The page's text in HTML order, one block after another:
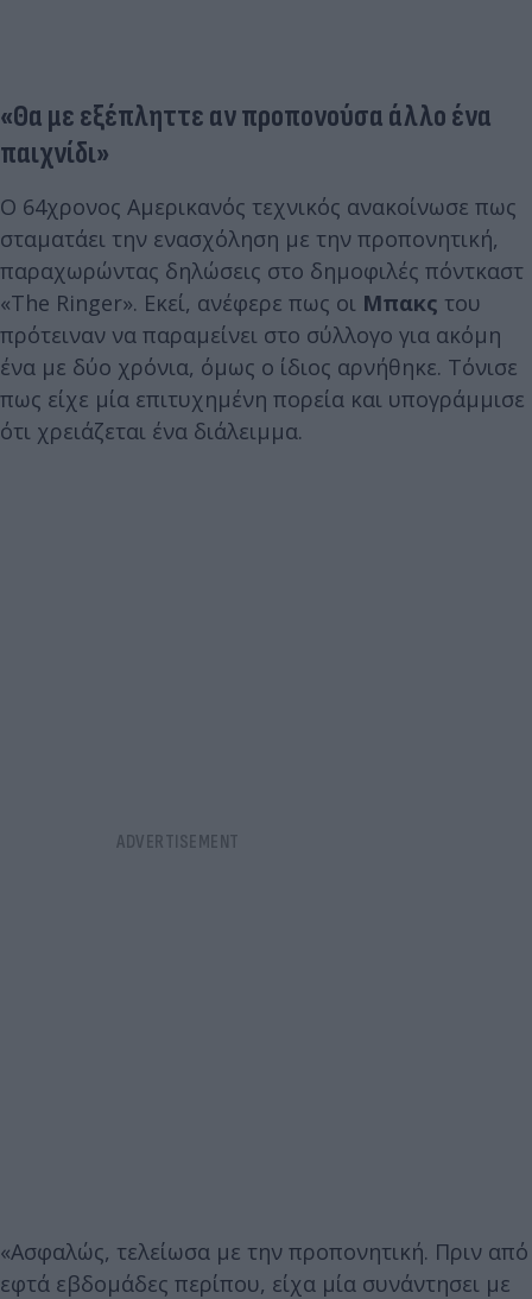
«Θα με εξέπληττε αν προπονούσα άλλο ένα
παιχνίδι»
Ο 64χρονος Αμερικανός τεχνικός ανακοίνωσε πως
σταματάει την ενασχόληση με την προπονητική,
παραχωρώντας δηλώσεις στο δημοφιλές πόντκαστ
«The Ringer». Εκεί, ανέφερε πως οι Μπακς του
πρότειναν να παραμείνει στο σύλλογο για ακόμη
ένα με δύο χρόνια, όμως ο ίδιος αρνήθηκε. Τόνισε
πως είχε μία επιτυχημένη πορεία και υπογράμμισε
ότι χρειάζεται ένα διάλειμμα.
«Ασφαλώς, τελείωσα με την προπονητική. Πριν από
εφτά εβδομάδες περίπου, είχα μία συνάντησει με